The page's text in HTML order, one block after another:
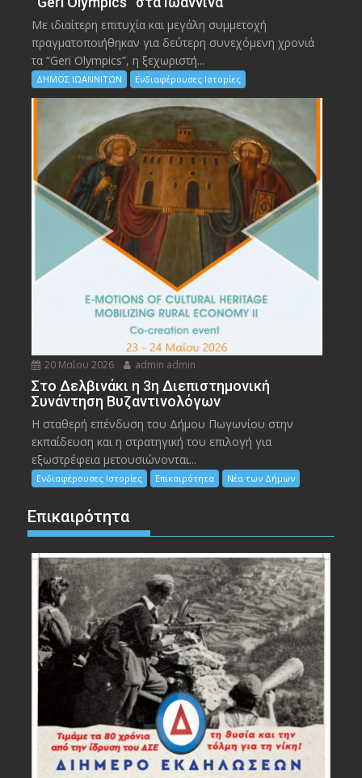
Με ιδιαίτερη επιτυχία και μεγάλη συμμετοχή
πραγματοποιήθηκαν για δεύτερη συνεχόμενη χρονιά
τα “Geri Olympics”, η ξεχωριστή...
ΔΗΜΟΣ ΙΩΑΝΝΙΤΩΝ Ενδιαφέρουσες Ιστορίες
20 Μαΐου 2026 admin admin
Στο Δελβινάκι η 3η Διεπιστημονική
Συνάντηση Βυζαντινολόγων
Η σταθερή επένδυση του Δήμου Πωγωνίου στην
εκπαίδευση και η στρατηγική του επιλογή για
εξωστρέφεια μετουσιώνονται...
Ενδιαφέρουσες Ιστορίες Επικαιρότητα Νέα των Δήμων
Επικαιρότητα